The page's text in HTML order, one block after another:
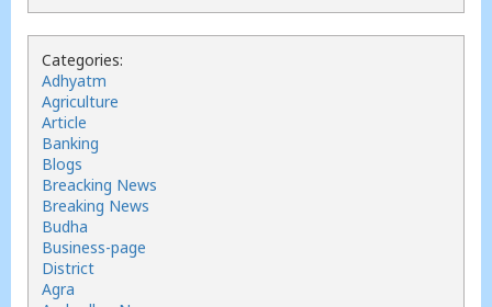
Categories:
Adhyatm
Agriculture
Article
Banking
Blogs
Breacking News
Breaking News
Budha
Business-page
District
Agra